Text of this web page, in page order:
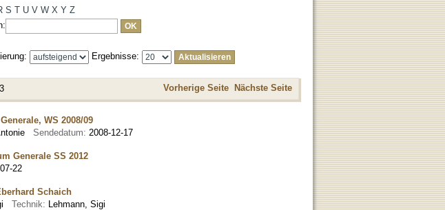
S T U V W X Y Z
Ergebnisse:
Vorherige Seite Nächste Seite
WS 2008/09
Sendedatum: 2008-12-17
Generale SS 2012
22
Schaich
Technik: Lehmann, Sigi